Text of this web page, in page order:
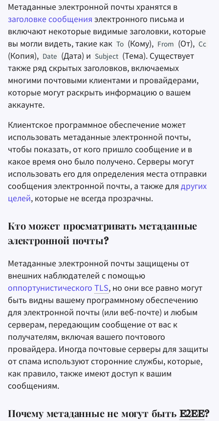
Метаданные электронной почты хранятся в
заголовке сообщения электронного письма и
включают некоторые видимые заголовки, которые
вы могли видеть, такие как To (Кому), From (От), Cc
(Копия), Date (Дата) и Subject (Тема). Существует
также ряд скрытых заголовков, включаемых
многими почтовыми клиентами и провайдерами,
которые могут раскрыть информацию о вашем
аккаунте.
Клиентское программное обеспечение может
использовать метаданные электронной почты,
чтобы показать, от кого пришло сообщение и в
какое время оно было получено. Серверы могут
использовать его для определения места отправки
сообщения электронной почты, а также для других
целей, которые не всегда прозрачны.
Кто может просматривать метаданные
электронной почты?
Метаданные электронной почты защищены от
внешних наблюдателей с помощью
оппортунистического TLS, но они все равно могут
быть видны вашему программному обеспечению
для электронной почты (или веб-почте) и любым
серверам, передающим сообщение от вас к
получателям, включая вашего почтового
провайдера. Иногда почтовые серверы для защиты
от спама используют сторонние службы, которые,
как правило, также имеют доступ к вашим
сообщениям.
Почему метаданные не могут быть E2EE?